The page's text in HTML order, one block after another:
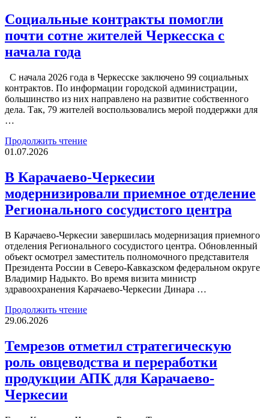
Социальные контракты помогли
почти сотне жителей Черкесска с
начала года
С начала 2026 года в Черкесске заключено 99 социальных
контрактов. По информации городской администрации,
большинство из них направлено на развитие собственного
дела. Так, 79 жителей воспользовались мерой поддержки для
…
Продолжить чтение
01.07.2026
В Карачаево-Черкесии
модернизировали приемное отделение
Регионального сосудистого центра
В Карачаево-Черкесии завершилась модернизация приемного
отделения Регионального сосудистого центра. Обновленный
объект осмотрел заместитель полномочного представителя
Президента России в Северо-Кавказском федеральном округе
Владимир Надыкто. Во время визита министр
здравоохранения Карачаево-Черкесии Динара …
Продолжить чтение
29.06.2026
Темрезов отметил стратегическую
роль овцеводства и переработки
продукции АПК для Карачаево-
Черкесии